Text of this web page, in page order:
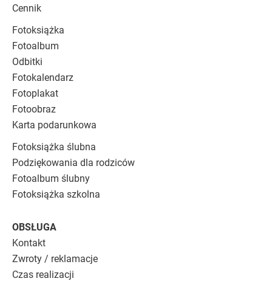
Cennik
Fotoksiążka
Fotoalbum
Odbitki
Fotokalendarz
Fotoplakat
Fotoobraz
Karta podarunkowa
Fotoksiążka ślubna
Podziękowania dla rodziców
Fotoalbum ślubny
Fotoksiążka szkolna
OBSŁUGA
Kontakt
Zwroty / reklamacje
Czas realizacji